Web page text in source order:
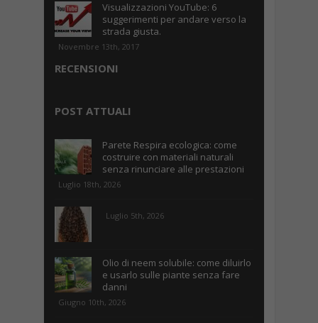
Visualizzazioni YouTube: 6
suggerimenti per andare verso la
strada giusta.
Novembre 13th, 2017
RECENSIONI
POST ATTUALI
Parete Respira ecologica: come
costruire con materiali naturali
senza rinunciare alle prestazioni
Luglio 18th, 2026
Luglio 5th, 2026
Olio di neem solubile: come diluirlo
e usarlo sulle piante senza fare
danni
Giugno 10th, 2026